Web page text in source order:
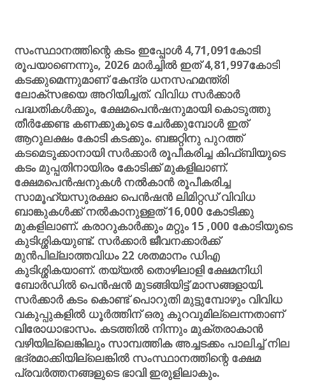
സംസ്ഥാനത്തിന്റെ കടം ഇപ്പോള്‍ 4,71,091കോടി
രൂപയാണെന്നും, 2026 മാര്‍ച്ചില്‍ ഇത് 4,81,997കോടി
കടക്കുമെന്നുമാണ് കേന്ദ്ര ധനസഹമന്ത്രി
ലോക്‌സഭയെ അറിയിച്ചത്. വിവിധ സര്‍ക്കാര്‍
പദ്ധതികള്‍ക്കും, ക്ഷേമപെന്‍ഷനുമായി കൊടുത്തു
തീര്‍ക്കേണ്ട കണക്കുകൂടെ ചേര്‍ക്കുമ്പോള്‍ ഇത്
ആറുലക്ഷം കോടി കടക്കും. ബജറ്റിനു പുറത്ത്
കടമെടുക്കാനായി സര്‍ക്കാര്‍ രൂപീകരിച്ച കിഫ്ബിയുടെ
കടം മുപ്പതിനായിരം കോടിക്ക് മുകളിലാണ്.
ക്ഷേമപെന്‍ഷനുകള്‍ നല്‍കാന്‍ രൂപീകരിച്ച
സാമൂഹ്യസുരക്ഷാ പെന്‍ഷന്‍ ലിമിറ്റഡ് വിവിധ
ബാങ്കുകള്‍ക്ക് നല്‍കാനുള്ളത് 16,000 കോടിക്കു
മുകളിലാണ്. കരാറുകാര്‍ക്കും മറ്റും 15 ,000 കോടിയുടെ
കുടിശ്ശികയുണ്ട്. സര്‍ക്കാര്‍ ജീവനക്കാര്‍ക്ക്
മുന്‍പില്ലാത്തവിധം 22 ശതമാനം ഡിഎ
കുടിശ്ശികയാണ്. തയ്യല്‍ തൊഴിലാളി ക്ഷേമനിധി
ബോര്‍ഡില്‍ പെന്‍ഷന്‍ മുടങ്ങിയിട്ട് മാസങ്ങളായി.
സര്‍ക്കാര്‍ കടം കൊണ്ട് പൊറുതി മുട്ടുമ്പോഴും വിവിധ
വകുപ്പുകളില്‍ ധൂര്‍ത്തിന് ഒരു കുറവുമില്ലെന്നതാണ്
വിരോധാഭാസം. കടത്തില്‍ നിന്നും മുക്തരാകാന്‍
വഴിയില്ലെങ്കിലും സാമ്പത്തിക അച്ചടക്കം പാലിച്ച് നില
ഭദ്രമാക്കിയില്ലെങ്കില്‍ സംസ്ഥാനത്തിന്റെ ക്ഷേമ
പ്രവര്‍ത്തനങ്ങളുടെ ഭാവി ഇരുളിലാകും.